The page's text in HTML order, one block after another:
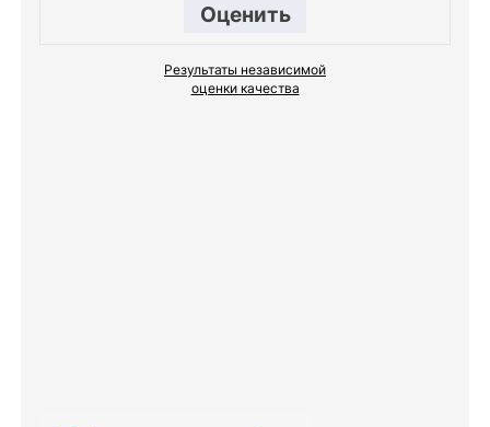
Оценить
Результаты независимой
оценки качества